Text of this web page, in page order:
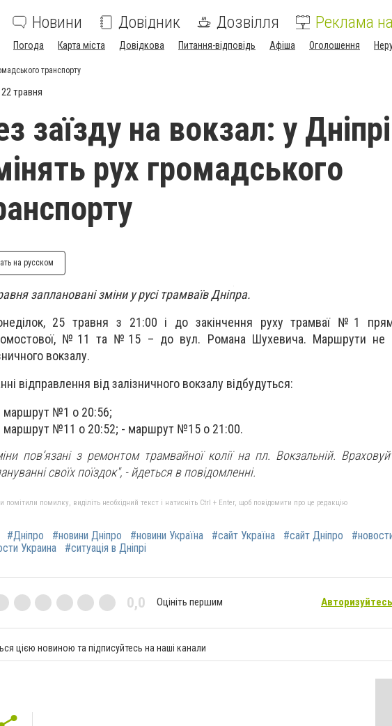
Новини Довідник Дозвілля Реклама
Погода Карта міста Довідкова Питання-відповідь Афіша Оголошення
транспорту
травня
заїзду на вокзал: у Дніпрі
рух громадського
на русском
заплановані зміни у русі трамваїв Дніпра.
25 травня з 21:00 і до закінчення руху трамваї №1
№11 та №15 – до вул. Романа Шухевича. Маршрути не
вокзалу.
відправлення від залізничного вокзалу відбудуться:
маршрут №1 о 20:56;
маршрут №11 о 20:52; - маршрут №15 о 21:00.
пов’язані з ремонтом трамвайної колії на пл. Вокзальній.
своїх поїздок", - йдеться в повідомленні.
помітили помилку, виділіть необхідний текст і натисніть Ctrl + Enter, щоб повідомити про це редакцію
#Дніпро #новини Дніпро #новини Україна #сайт Україна #сайт Дніпро
Украина
#ситуація в Дніпрі
0,0 Оцініть першим Авторизуйтесь
цією новиною та підписуйтесь на наші канали